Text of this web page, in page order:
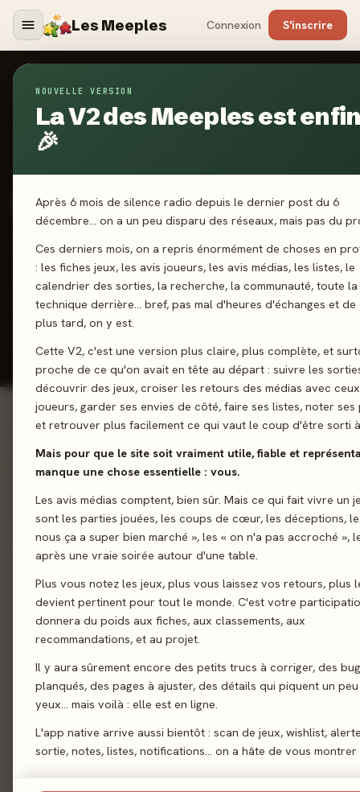
Les Meeples Connexion S'inscrire
NOUVELLE VERSION
La V2 des Meeples est
🎉
Après 6 mois de silence radio depuis le dernier post du 6
décembre… on a un peu disparu des réseaux, mais pas du
Ces derniers mois, on a repris énormément de choses en
: les fiches jeux, les avis joueurs, les avis médias, les listes, le
calendrier des sorties, la recherche, la communauté, toute
technique derrière… bref, pas mal d'heures d'échanges et de
plus tard, on y est.
Cette V2, c'est une version plus claire, plus complète, et
proche de ce qu'on avait en tête au départ : suivre les
découvrir des jeux, croiser les retours des médias avec
joueurs, garder ses envies de côté, faire ses listes, noter ses
et retrouver plus facilement ce qui vaut le coup d'être sorti
Mais pour que le site soit vraiment utile, fiable et
manque une chose essentielle : vous.
Les avis médias comptent, bien sûr. Mais ce qui fait vivre un
sont les parties jouées, les coups de cœur, les déceptions,
nous ça a super bien marché », les « on n'a pas accroché »,
après une vraie soirée autour d'une table.
Plus vous notez les jeux, plus vous laissez vos retours, plus
devient pertinent pour tout le monde. C'est votre
donnera du poids aux fiches, aux classements, aux
recommandations, et au projet.
Il y aura sûrement encore des petits trucs à corriger, des
planqués, des pages à ajuster, des détails qui piquent un
yeux… mais voilà : elle est en ligne.
L'app native arrive aussi bientôt : scan de jeux, wishlist,
sortie, notes, listes, notifications… on a hâte de vous montrer
Jeux/Elios
2023·HELVETIQ
Elios
2-4 joueurs 7 ans+ 15 min Pose de pions
J'ai joué Envie de jouer Wishlist
01 - LE JEU
Elios est un jeu abstrait en bois qui vous propose d'embellir
le premier à poser tous vos rayons en suivant les contraintes
Pose de pions
Sortie 8
Auteur
Illustration Katie Burk·